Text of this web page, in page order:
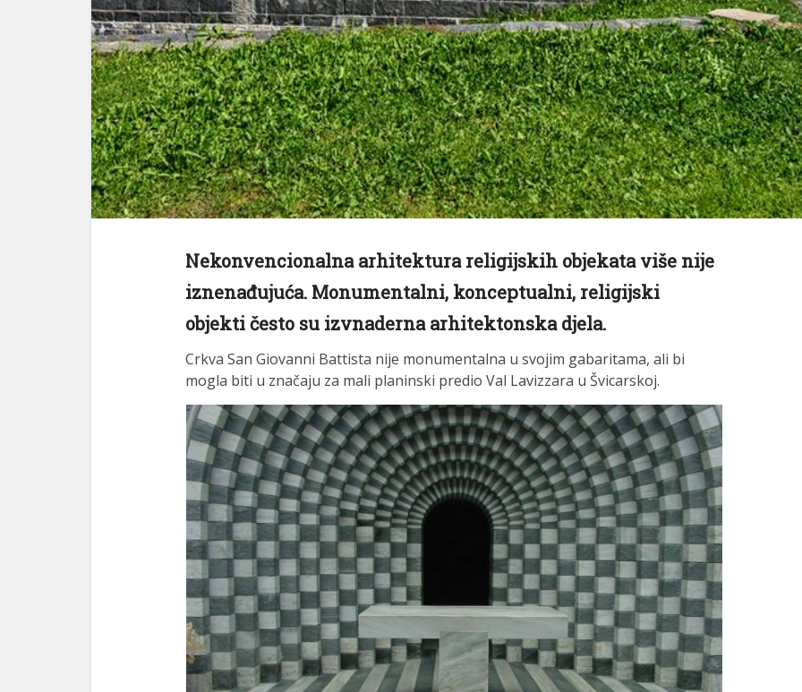
Nekonvencionalna arhitektura religijskih objekata više nije
iznenađujuća. Monumentalni, konceptualni, religijski
objekti često su izvnaderna arhitektonska djela.
Crkva San Giovanni Battista nije monumentalna u svojim gabaritama, ali bi
mogla biti u značaju za mali planinski predio Val Lavizzara u Švicarskoj.